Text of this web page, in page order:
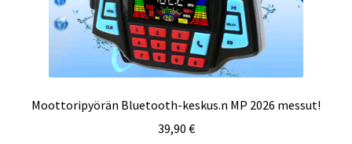
Moottoripyörän Bluetooth-keskus.n MP 2026 messut!
39,90 €